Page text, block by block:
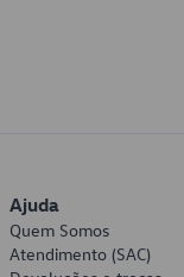
Ajuda
Quem Somos
Atendimento (SAC)